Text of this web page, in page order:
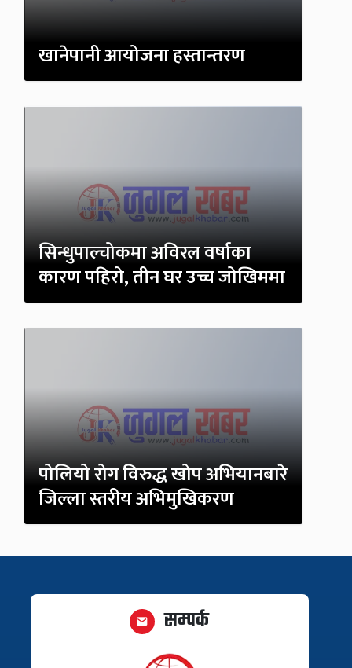
खानेपानी आयोजना हस्तान्तरण
सिन्धुपाल्चोकमा अविरल वर्षाका
कारण पहिरो, तीन घर उच्च जोखिममा
पोलियो रोग विरुद्ध खोप अभियानबारे
जिल्ला स्तरीय अभिमुखिकरण
सम्पर्क